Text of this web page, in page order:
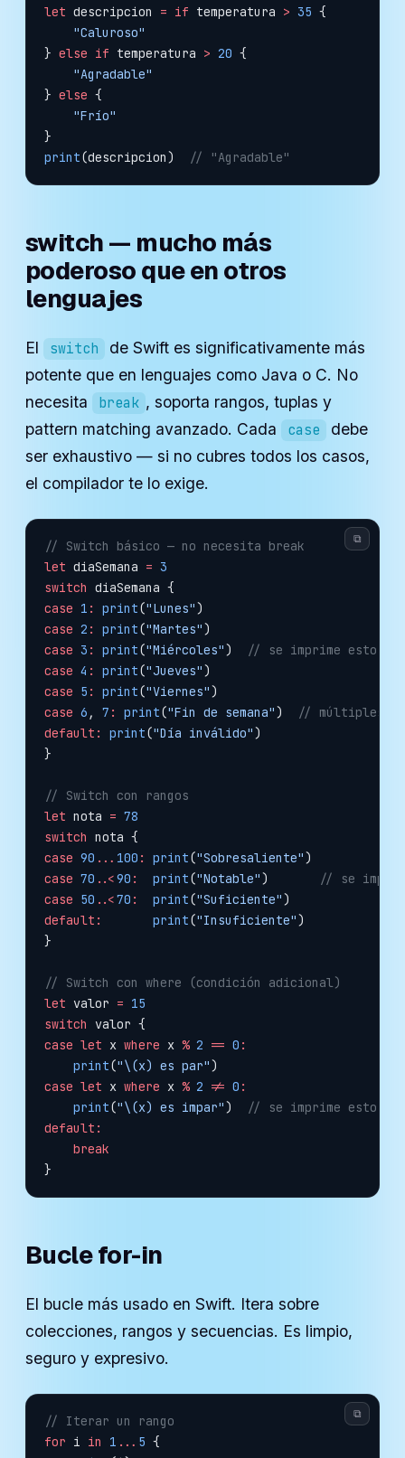
let descripcion = if temperatura > 35 {
    "Caluroso"
} else if temperatura > 20 {
    "Agradable"
} else {
    "Frío"
}
print(descripcion) // "Agradable"
switch — mucho más
poderoso que en otros
lenguajes
El switch
de Swift es significativamente más
potente que en lenguajes como Java o C. No
necesita
break , soporta rangos, tuplas y
pattern matching avanzado. Cada
case
debe
ser exhaustivo — si no cubres todos los casos,
el compilador te lo exige.
// Switch básico — no necesita break
let diaSemana = 3
switch diaSemana {
case 1 : print("Lunes")
case 2 : print("Martes")
case 3 : print("Miércoles")
// se imprime esto
case 4 : print("Jueves")
case 5 : print("Viernes")
case 6 , 7 : print("Fin de semana")
// múltiples
default:
print("Día inválido")
}
// Switch con rangos
let nota = 78
switch nota {
case 90 ... 100 : print("Sobresaliente")
case 70 ..<90 :
  print
("Notable")
// se
case 50 ..<70 :
  print
("Suficiente")
default:
       print
("Insuficiente")
}
// Switch con where (condición adicional)
let valor = 15
switch
valor {
case let x where x % 2 == 0 :
    print
("\(x) es par")
case let x where x % 2 != 0 :
    print
("\(x) es impar")
// se imprime esto
default:
    break
}
⧉
Bucle for-in
El bucle más usado en Swift. Itera sobre
colecciones, rangos y secuencias. Es limpio,
seguro y expresivo.
// Iterar un rango
for i in 1 ... 5 {
⧉